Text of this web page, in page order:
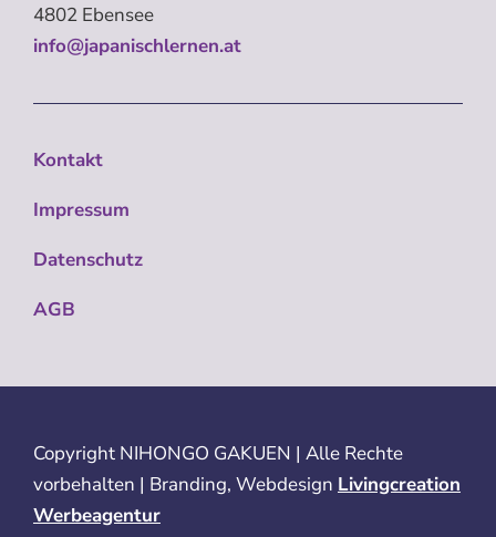
4802 Ebensee
info@japanischlernen.at
Kontakt
Impressum
Datenschutz
AGB
Copyright NIHONGO GAKUEN | Alle Rechte
vorbehalten | Branding, Webdesign Livingcreation
Werbeagentur